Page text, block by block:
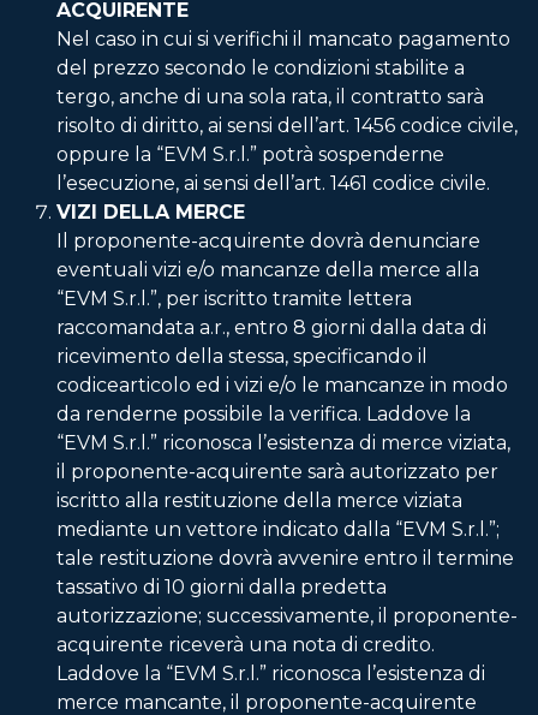
ACQUIRENTE
Nel caso in cui si verifichi il mancato pagamento
del prezzo secondo le condizioni stabilite a
tergo, anche di una sola rata, il contratto sarà
risolto di diritto, ai sensi dell’art. 1456 codice civile,
oppure la “EVM S.r.l.” potrà sospenderne
l’esecuzione, ai sensi dell’art. 1461 codice civile.
VIZI DELLA MERCE
Il proponente-acquirente dovrà denunciare
eventuali vizi e/o mancanze della merce alla
“EVM S.r.l.”, per iscritto tramite lettera
raccomandata a.r., entro 8 giorni dalla data di
ricevimento della stessa, specificando il
codicearticolo ed i vizi e/o le mancanze in modo
da renderne possibile la verifica. Laddove la
“EVM S.r.l.” riconosca l’esistenza di merce viziata,
il proponente-acquirente sarà autorizzato per
iscritto alla restituzione della merce viziata
mediante un vettore indicato dalla “EVM S.r.l.”;
tale restituzione dovrà avvenire entro il termine
tassativo di 10 giorni dalla predetta
autorizzazione; successivamente, il proponente-
acquirente riceverà una nota di credito.
Laddove la “EVM S.r.l.” riconosca l’esistenza di
merce mancante, il proponente-acquirente